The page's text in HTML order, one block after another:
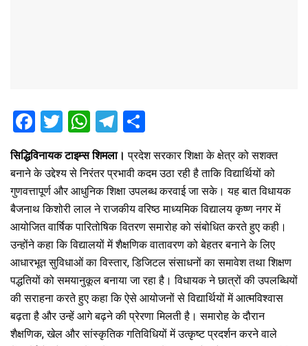
F
a
ce
b
o
o
k
T
tt
er
W
h
at
s
A
p
p
T
e
gr
a
m
ar
e
सिद्धिविनायक टाइम्स शिमला।प्रदेश सरकार शिक्षा के क्षेत्र को सशक्त
बनाने के उद्देश्य से निरंतर प्रभावी कदम उठा रही है ताकि विद्यार्थियों को
गुणवत्तापूर्ण और आधुनिक शिक्षा उपलब्ध करवाई जा सके। यह बात विधायक
बैजनाथ किशोरी लाल ने राजकीय वरिष्ठ माध्यमिक विद्यालय कृष्ण नगर में
आयोजित वार्षिक पारितोषिक वितरण समारोह को संबोधित करते हुए कही।
उन्होंने कहा कि विद्यालयों में शैक्षणिक वातावरण को बेहतर बनाने के लिए
आधारभूत सुविधाओं का विस्तार, डिजिटल संसाधनों का समावेश तथा शिक्षण
पद्धतियों को समयानुकूल बनाया जा रहा है। विधायक ने छात्रों की उपलब्धियों
की सराहना करते हुए कहा कि ऐसे आयोजनों से विद्यार्थियों में आत्मविश्वास
बढ़ता है और उन्हें आगे बढ़ने की प्रेरणा मिलती है। समारोह के दौरान
शैक्षणिक, खेल और सांस्कृतिक गतिविधियों में उत्कृष्ट प्रदर्शन करने वाले